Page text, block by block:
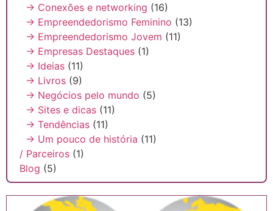
→ Conexões e networking (16)
→ Empreendedorismo Feminino (13)
→ Empreendedorismo Jovem (11)
→ Empresas Destaques (1)
→ Ideias (11)
→ Livros (9)
→ Negócios pelo mundo (5)
→ Sites e dicas (11)
→ Tendências (11)
→ Um pouco de história (11)
/ Parceiros (1)
Blog (5)